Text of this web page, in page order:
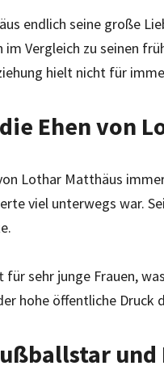
endlich seine große
Vergleich zu seinen
hielt nicht für
Ehen von
Lothar Matthäus
viel unterwegs war.
sehr junge Frauen,
hohe öffentliche